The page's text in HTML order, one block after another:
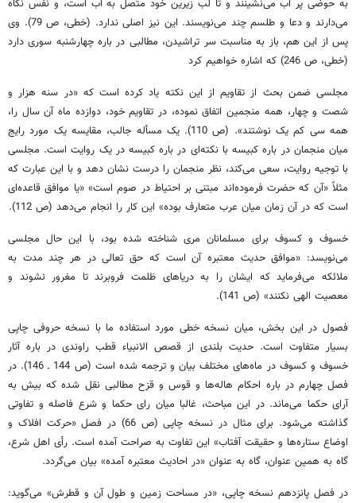
به حوضی پر آب می‌نشینند و تا لب زیرین خود متصل به آب است، و نفَس نگاه
می‌دارند و دعا و طلسم چند می‌نویسند. این نیز اصلی ندارد. (خطی، ص 79). وی
پس از این هم، باز به مناسبت سر تراشیدن، مطالبی در باره چهارشنبه سوری دارد
(خطی، ص 246) که اشاره خواهیم کرد
مجلسی ضمن بحث از تقاویم از این نکته یاد کرده است که «در سنه هزار و
شصت و چهار، همه منجمین اتفاق نموده، در تقاویم خود، دوازده ماه آن سال را،
همه سی کم یک نوشتند». (ص 110). یک مسأله جالب، مقایسه یک مورد رایج
میان منجمان در باره کبیسه با نکته‌ای در باره کبیسه در یک روایت است. مجلسی
با توجیه روایت، سعی می‌کند، نظر منجمان را درست نشان دهد و با این عبارت که
مثلاً «آن که حضرت فرموده‌اند مبتنی بر احتیاط در صوم است» «یا موافق قاعده‌ای
است که در آن زمان میان عرب متعارف بوده» این کار را انجام می‌دهد (ص 112).
خسوف و کسوف برای مسلمانان مری شناخته شده بود، با این حال مجلسی
می‌نویسد: «موافق حدیث معتبره آن است که حق تعالی در هر چند مدت به
ملائکه می‌فرماید که ایشان را به دریاهای ظلمت فروبرند تا مغرور نشوند و
معصیت الهی نکنند» (ص 141).
فصول در این بخش، میان نسخه خطی مورد استفاده ما با نسخه حروفی چاپی
بسیار متفاوت است. حدیت بلندی از قصص الانبیاء قطب راوندی در باره آثار
خسوف و کسوف در ماه‌های مختلف بیان و ترجمه شده است (ص 144 ـ 146). در
فصل چهارم در باره احکام هاله‌ها و قوس و قزح مطالبی نقل شده که بیش به
آرای حکما می‌ماند. در این مباحث، غالبا میان رای حکما و شرع فاصله و تفاوتی
گذاشته می‌شود. برای مثال در نسخه چاپی (ص 66) در فصل «حرکت افلاک و
اوضاع ستاره‌ها و حقیقت آفتاب» این تفاوت به صراحت آمده است. رأی اهل شرع،
گاه به همین عنوان، گاه به عنوان «در احادیث معتبره آمده» بیان می‌گردد.
در فصل پانزدهم نسخه چاپی، «در مساحت زمین و طول آن و قطرش» می‌گوید: